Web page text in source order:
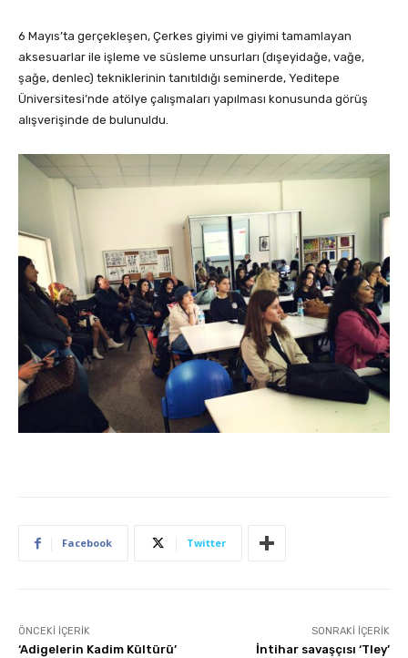
6 Mayıs’ta gerçekleşen, Çerkes giyimi ve giyimi tamamlayan
aksesuarlar ile işleme ve süsleme unsurları (dışeyidağe, vağe,
şağe, denlec) tekniklerinin tanıtıldığı seminerde, Yeditepe
Üniversitesi’nde atölye çalışmaları yapılması konusunda görüş
alışverişinde de bulunuldu.
Facebook Twitter
ÖNCEKI İÇERIK
‘Adigelerin Kadim Kültürü’
SONRAKI İÇERIK
İntihar savaşçısı ‘Tley’